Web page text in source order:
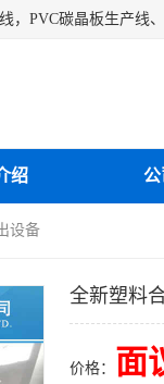
绍 公
设备
全新塑料
价格： 面